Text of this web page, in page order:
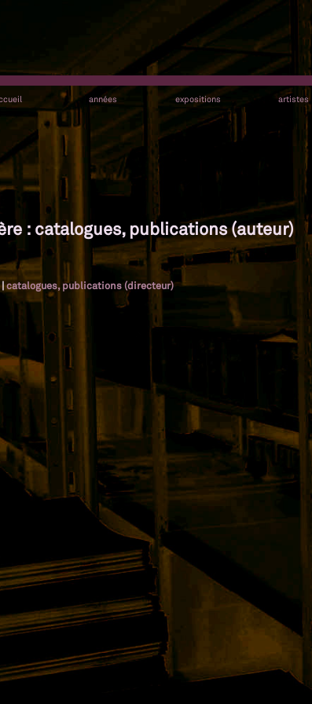
années expositions artistes
: catalogues, publications (auteur)
|catalogues, publications (directeur)